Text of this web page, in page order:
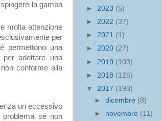
la gamba
molta attenzione
per
permettono una
adottare una
conforme alla
un eccessivo
se non
► 2023 (5)
► 2022 (37)
► 2021 (1)
► 2020 (27)
► 2019 (103)
► 2018 (126)
▼ 2017 (193)
►dicembre (8)
► novembre (11)